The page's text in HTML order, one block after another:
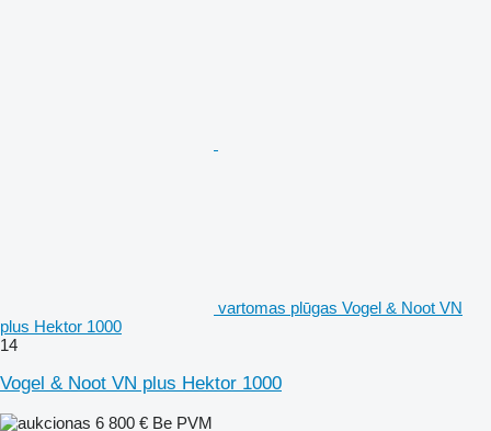
vartomas plūgas Vogel & Noot VN
plus Hektor 1000
14
Vogel & Noot VN plus Hektor 1000
6 800 € Be PVM